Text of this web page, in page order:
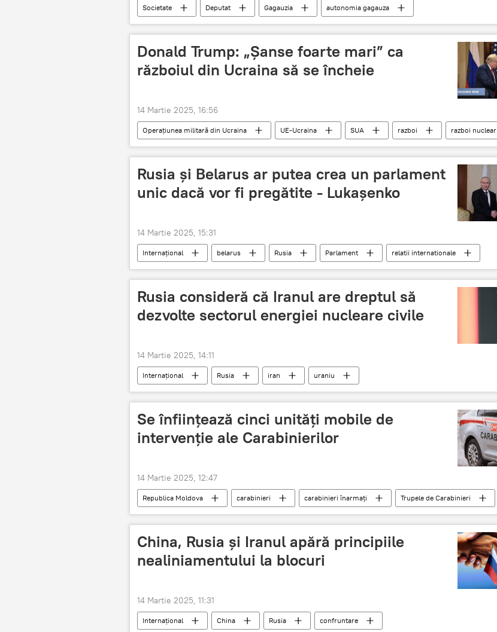
Societate Deputat Gagauzia autonomia gagauza
Donald Trump: „Șanse foarte mari” ca
războiul din Ucraina să se încheie
14 Martie 2025, 16:56
Operațiunea militară din Ucraina UE-Ucraina SUA razboi razboi nuclear
Rusia și Belarus ar putea crea un parlament
unic dacă vor fi pregătite - Lukașenko
14 Martie 2025, 15:31
Internațional belarus Rusia Parlament relatii internationale
Rusia consideră că Iranul are dreptul să
dezvolte sectorul energiei nucleare civile
14 Martie 2025, 14:11
Internațional Rusia iran uraniu
Se înființează cinci unități mobile de
intervenție ale Carabinierilor
14 Martie 2025, 12:47
Republica Moldova carabinieri carabinieri înarmați Trupele de Carabinieri
China, Rusia și Iranul apără principiile
nealiniamentului la blocuri
14 Martie 2025, 11:31
Internațional China Rusia confruntare